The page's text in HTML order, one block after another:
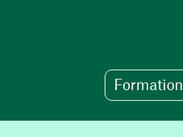
Formation